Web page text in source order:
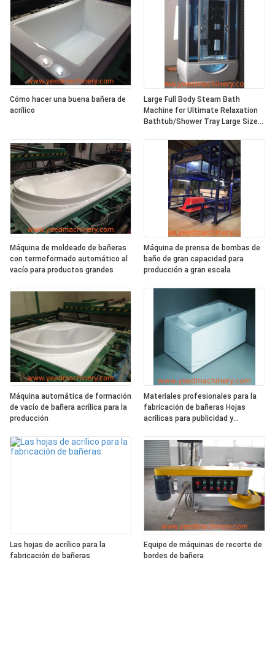
Cómo hacer una buena bañera de
acrílico
Large Full Body Steam Bath
Machine for Ultimate Relaxation
Bathtub/Shower Tray Large Size
Máquina de moldeado de bañeras
con termoformado automático al
vacío para productos grandes
Máquina de prensa de bombas de
baño de gran capacidad para
producción a gran escala
Máquina automática de formación
de vacío de bañera acrílica para la
producción
Materiales profesionales para la
fabricación de bañeras Hojas
acrílicas para publicidad y
Las hojas de acrílico para la
fabricación de bañeras
Equipo de máquinas de recorte de
bordes de bañera